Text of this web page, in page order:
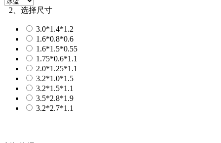
2、选择尺寸
3.0*1.4*1.2
1.6*0.8*0.6
1.6*1.5*0.55
1.75*0.6*1.1
2.0*1.25*1.1
3.2*1.0*1.5
3.2*1.5*1.1
3.5*2.8*1.9
3.2*2.7*1.1